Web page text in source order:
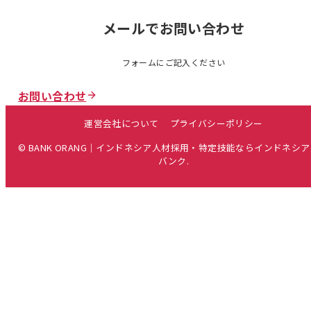
メールでお問い合わせ
フォームにご記入ください
お問い合わせ
運営会社について
プライバシーポリシー
© BANK ORANG｜インドネシア人材採用・特定技能ならインドネシ
バンク.